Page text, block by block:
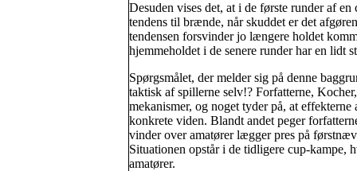
Desuden vises det, at i de første runder af
tendens til brænde, når skuddet er det
tendensen forsvinder jo længere holdet
hjemmeholdet i de senere runder har en lidt
Spørgsmålet, der melder sig på denne
taktisk af spillerne selv!? Forfatterne,
mekanismer, og noget tyder på, at
konkrete viden. Blandt andet peger
vinder over amatører lægger pres på
Situationen opstår i de tidligere cup-kampe,
amatører.